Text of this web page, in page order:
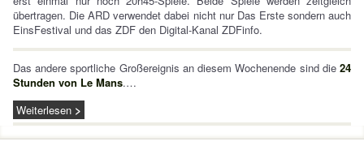
übertragen. Die ARD verwendet dabei nicht nur Das Erste sondern auch
EinsFestival und das ZDF den Digital-Kanal ZDFinfo.
Das andere sportliche Großereignis an diesem Wochenende sind die 24
Stunden von Le Mans.…
Weiterlesen